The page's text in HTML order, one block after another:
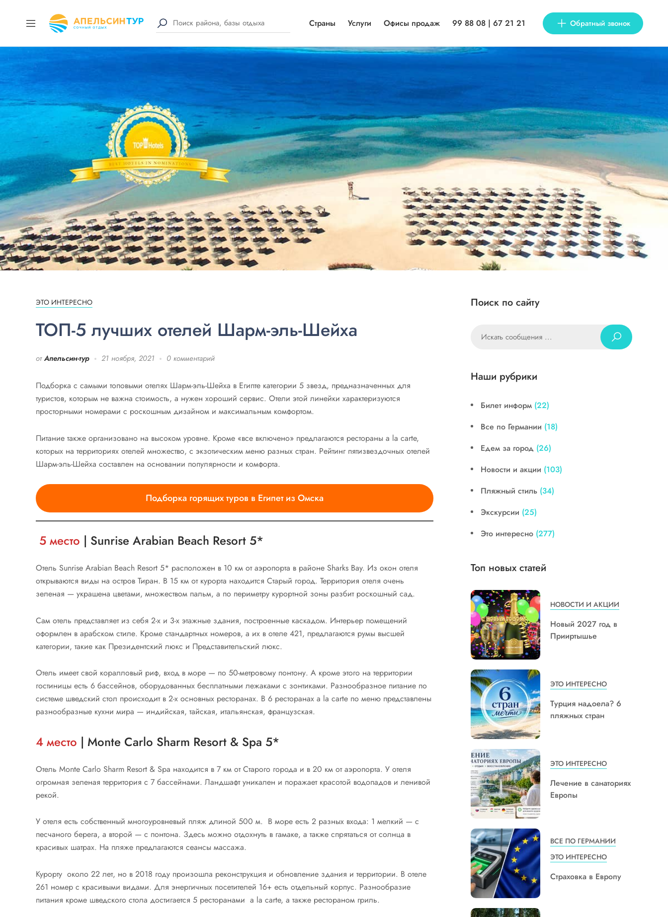
Страны Услуги Офисы продаж 99 88 08 | 67 21 21 Обратный звонок
ЭТО ИНТЕРЕСНО
ТОП-5 лучших отелей Шарм-эль-Шейха
от Апельсин-тур 21 ноября, 2021 0 комментарий
Подборка с самыми топовыми отелях Шарм-эль-Шейха в Египте категории 5 звезд, предназначенных для
туристов, которым не важна стоимость, а нужен хороший сервис. Отели этой линейки характеризуются
просторными номерами с роскошным дизайном и максимальным комфортом.
Питание также организовано на высоком уровне. Кроме «все включено» предлагаются рестораны a la carte,
которых на территориях отелей множество, с экзотическим меню разных стран. Рейтинг пятизвездочных отелей
Шарм-эль-Шейха составлен на основании популярности и комфорта.
Подборка горящих туров в Египет из Омска
5 место | Sunrise Arabian Beach Resort 5*
Отель Sunrise Arabian Beach Resort 5* расположен в 10 км от аэропорта в районе Sharks Bay. Из окон отеля
открываются виды на остров Тиран. В 15 км от курорта находится Старый город. Территория отеля очень
зеленая — украшена цветами, множеством пальм, а по периметру курортной зоны разбит роскошный сад.
Сам отель представляет из себя 2-х и 3-х этажные здания, построенные каскадом. Интерьер помещений
оформлен в арабском стиле. Кроме стандартных номеров, а их в отеле 421, предлагаются румы высшей
категории, такие как Президентский люкс и Представительский люкс.
Отель имеет свой коралловый риф, вход в море — по 50-метровому понтону. А кроме этого на территории
гостиницы есть 6 бассейнов, оборудованных бесплатными лежаками с зонтиками. Разнообразное питание по
системе шведский стол происходит в 2-х основных ресторанах. В 6 ресторанах a la carte по меню представлены
разнообразные кухни мира — индийская, тайская, итальянская, французская.
4 место | Monte Carlo Sharm Resort & Spa 5*
Отель Monte Carlo Sharm Resort & Spa находится в 7 км от Старого города и в 20 км от аэропорта. У отеля
огромная зеленая территория с 7 бассейнами. Ландшафт уникален и поражает красотой водопадов и ленивой
рекой.
У отеля есть собственный многоуровневый пляж длиной 500 м. В море есть 2 разных входа: 1 мелкий — с
песчаного берега, а второй — с понтона. Здесь можно отдохнуть в гамаке, а также спрятаться от солнца в
красивых шатрах. На пляже предлагаются сеансы массажа.
Курорту около 22 лет, но в 2018 году произошла реконструкция и обновление здания и территории. В отеле
261 номер с красивыми видами. Для энергичных посетителей 16+ есть отдельный корпус. Разнообразие
питания кроме шведского стола достигается 5 ресторанами a la carte, а также рестораном гриль.
Поиск по сайту
Наши рубрики
Билет информ (22)
Все по Германии (18)
Едем за город (26)
Новости и акции (103)
Пляжный стиль (34)
Экскурсии (25)
Это интересно (277)
Топ новых статей
НОВОСТИ И АКЦИИ
Новый 2027 год в
Прииртышье
ЭТО ИНТЕРЕСНО
Турция надоела? 6
пляжных стран
ЭТО ИНТЕРЕСНО
Лечение в санаториях
Европы
ВСЕ ПО ГЕРМАНИИ
ЭТО ИНТЕРЕСНО
Страховка в Европу